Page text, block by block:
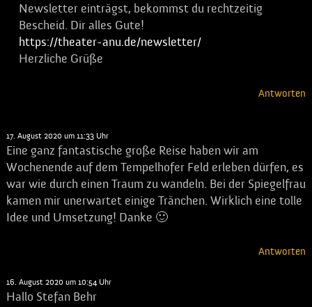
Newsletter einträgst, bekommst du rechtzeitig
Bescheid. Dir alles Gute!
https://theater-anu.de/newsletter/
Herzliche Grüße
Antworten
17. August 2020 um 11:33 Uhr
Eine ganz fantastische große Reise haben wir am
Wochenende auf dem Tempelhofer Feld erleben dürfen, es
war wie durch einen Traum zu wandeln. Bei der Spiegelfrau
kamen mir unerwartet einige Tränchen. Wirklich eine tolle
Idee und Umsetzung! Danke 🙂
Antworten
16. August 2020 um 10:54 Uhr
Hallo Stefan Behr